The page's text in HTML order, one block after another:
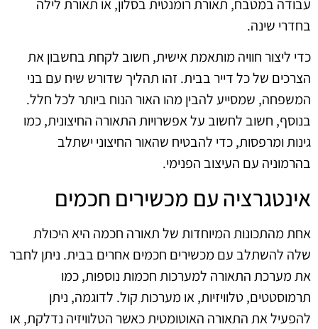
עבודה במטבח, תאורת רומנטית בסלון, או תאורת לילה
בחדרי שינה.
כדי ליצור חוויה מותאמת אישית, חשוב לקחת בחשבון את
הצרכים של כל דייר בבית. זהו תהליך שדורש שיח עם בני
המשפחה, שמסייע להבין מהו האור הנוח ביותר לכל חלל.
בנוסף, חשוב לחשוב על אפשרויות התאורה החיצונית, כמו
גינות ומרפסות, כדי להבטיח שהאור החיצוני ישתלב
בהרמוניה עם העיצוב הפנימי.
אינטגרציה עם מכשירים חכמים
אחת מהתכונות המיוחדות של תאורה חכמה היא היכולת
שלה להשתלב עם מכשירים חכמים אחרים בבית. ניתן לחבר
את מערכת התאורה למערכות חכמות נוספות, כמו
תרמוסטטים, טלוויזיות, או מערכות קול. לדוגמה, ניתן
להפעיל את התאורה האוטומטית כאשר הטלוויזיה נדלקת, או